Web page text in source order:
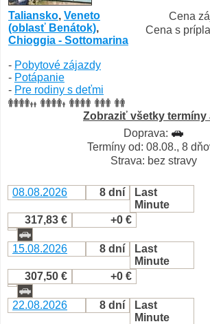
Cena
Cena s
Taliansko, Veneto
(oblasť Benátok),
Chioggia - Sottomarina
- Pobytové zájazdy
- Potápanie
- Pre rodiny s deťmi
Zobraziť všetky termíny
Doprava:
Termíny od: 08.08., 8
Strava: bez stravy
08.08.2026 8 dní
Last
Minute
317,83 €
+0 €
15.08.2026 8 dní
Last
Minute
307,50 €
+0 €
22.08.2026 8 dní
Last
Minute